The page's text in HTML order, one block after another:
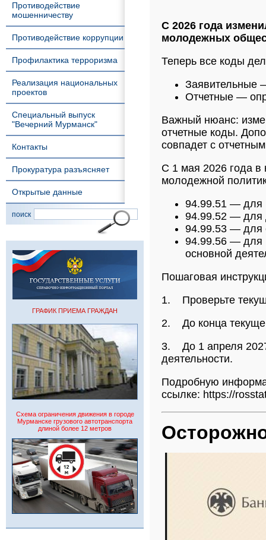
Противодействие
мошенничеству
Противодействие коррупции
Профилактика терроризма
Реализация национальных
проектов
Специальный выпуск
"Вечерний Мурманск"
Контакты
Прокуратура разъясняет
Открытые данные
поиск
ГРАФИК ПРИЕМА ГРАЖДАН
Схема ограничения движения в городе
Мурманске грузового автотранспорта
длиной более 12 метров
С 2026 года
молодежных
Теперь все коды
Заявительные
Отчетные —
Важный нюанс:
отчетные коды.
совпадет с
С 1 мая 2026 года
молодежной
94.99.51 — для
94.99.52 — для
94.99.53 — для
94.99.56 — для
основной
Пошаговая
1.
Проверьте
2.
До конца
3. До 1 апреля 2027
деятельности.
Подробную
ссылке: https://